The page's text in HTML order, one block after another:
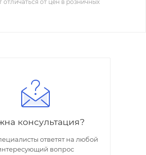
от цен в розничных
консультация?
ответят на любой
вопрос